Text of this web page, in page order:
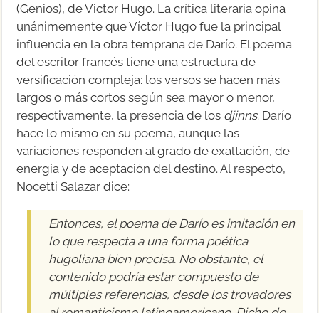
(Genios), de Victor Hugo. La crítica literaria opina
unánimemente que Víctor Hugo fue la principal
influencia en la obra temprana de Darío. El poema
del escritor francés tiene una estructura de
versificación compleja: los versos se hacen más
largos o más cortos según sea mayor o menor,
respectivamente, la presencia de los djinns. Darío
hace lo mismo en su poema, aunque las
variaciones responden al grado de exaltación, de
energía y de aceptación del destino. Al respecto,
Nocetti Salazar dice:
Entonces, el poema de Darío es imitación en
lo que respecta a una forma poética
hugoliana bien precisa. No obstante, el
contenido podría estar compuesto de
múltiples referencias, desde los trovadores